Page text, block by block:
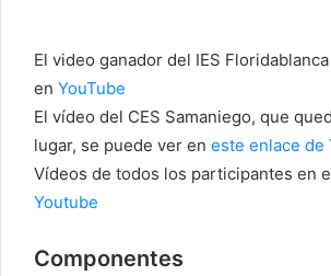
El video ganador del IES
en YouTube
El vídeo del CES Samaniego, que
lugar, se puede ver en este enlace de
Vídeos de todos los participantes en
Youtube
Componentes